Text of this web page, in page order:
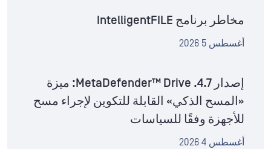
مخاطر برنامج IntelligentFILE
أغسطس 5 2026
إصدار MetaDefender™ Drive .4.7: ميزة
«المسح الذكي» القابلة للتكوين لإجراء مسح
للأجهزة وفقًا للسياسات
أغسطس 4 2026